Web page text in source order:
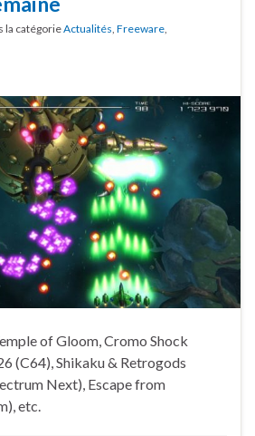
la catégorieActualités, Freeware,
of Gloom, Cromo Shock
(C64), Shikaku & Retrogods
Next), Escape from
etc.